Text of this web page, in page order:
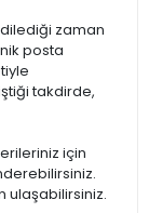
dilediği zaman
posta
takdirde,
için
ulaşabilirsiniz.